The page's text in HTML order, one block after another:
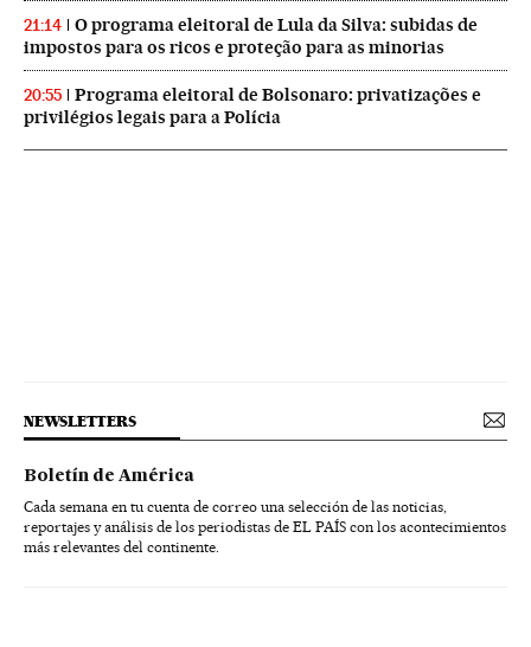
21:14
O programa eleitoral de Lula da Silva: subidas de
impostos para os ricos e proteção para as minorias
20:55
Programa eleitoral de Bolsonaro: privatizações e
privilégios legais para a Polícia
NEWSLETTERS
Boletín de América
Cada semana en tu cuenta de correo una selección de las noticias,
reportajes y análisis de los periodistas de EL PAÍS con los acontecimientos
más relevantes del continente.